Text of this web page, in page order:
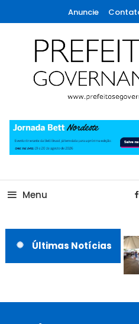
To
Content
Anuncie
Prefeitos &
Menu
Últimas Notícias